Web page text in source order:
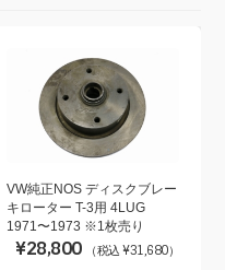
VW純正NOS ディスクブレー
キローター T-3用 4LUG
1971〜1973 ※1枚売り
¥28,800 （税込 ¥31,680）